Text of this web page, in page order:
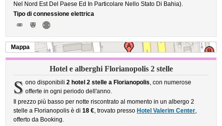
Nel Nord Est Del Paese Ed In Particolare Nello Stato Di Bahia).
Tipo di connessione elettrica
Mappa
Hotel e alberghi Florianopolis 2 stelle
S ono disponibili 2 hotel 2 stelle a Florianopolis, con numerose
offerte in ogni periodo dell'anno.
Il prezzo più basso per notte riscontrato al momento in un albergo 2
stelle a Florianopolis è di18 €, trovato presso Hotel Valerim Center,
offerto da Booking.